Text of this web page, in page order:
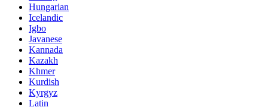
Hungarian
Icelandic
Igbo
Javanese
Kannada
Kazakh
Khmer
Kurdish
Kyrgyz
Latin